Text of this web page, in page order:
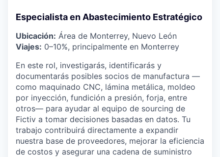
Especialista en Abastecimiento Estratégico
Ubicación: Área de Monterrey, Nuevo León
Viajes: 0–10%, principalmente en Monterrey
En este rol, investigarás, identificarás y
documentarás posibles socios de manufactura —
como maquinado CNC, lámina metálica, moldeo
por inyección, fundición a presión, forja, entre
otros— para ayudar al equipo de sourcing de
Fictiv a tomar decisiones basadas en datos. Tu
trabajo contribuirá directamente a expandir
nuestra base de proveedores, mejorar la eficiencia
de costos y asegurar una cadena de suministro